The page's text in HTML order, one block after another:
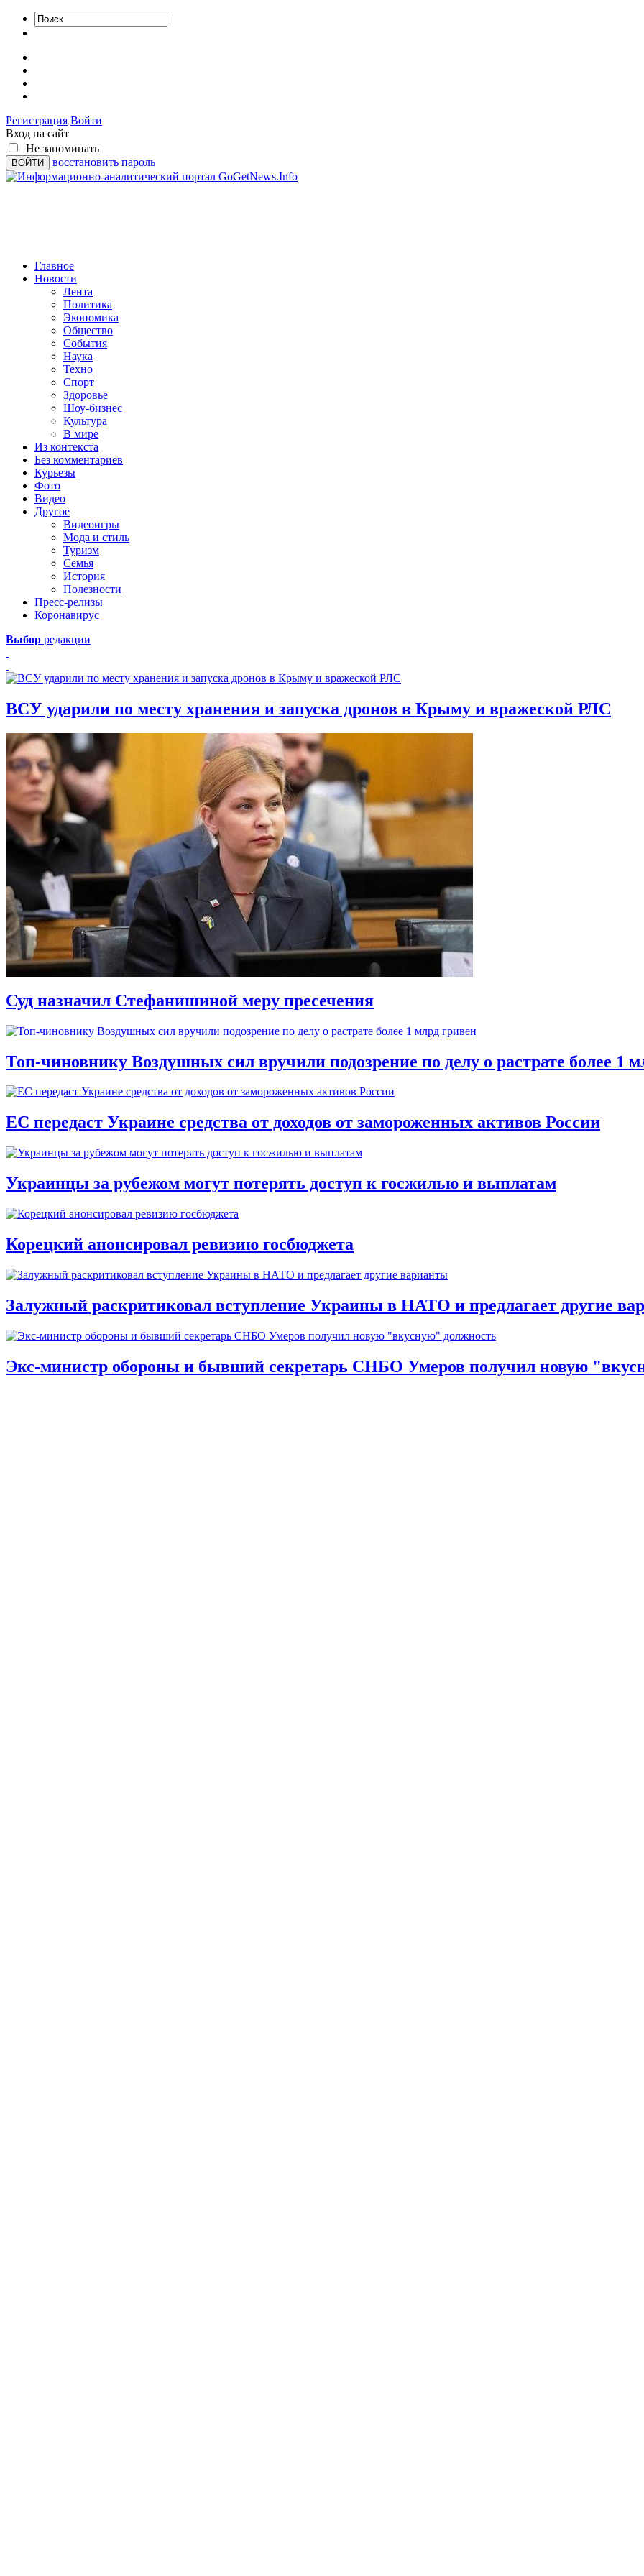
Регистрация Войти
Вход на сайт
Не запоминать
восстановить пароль
Главное
Новости
Лента
Политика
Экономика
Общество
События
Наука
Техно
Спорт
Здоровье
Шоу-бизнес
Культура
В мире
Из контекста
Без комментариев
Курьезы
Фото
Видео
Другое
Видеоигры
Мода и стиль
Туризм
Семья
История
Полезности
Пресс-релизы
Коронавирус
Выбор редакции
ВСУ ударили по месту хранения и запуска дронов в Крыму и вражеской РЛС
Суд назначил Стефанишиной меру пресечения
Топ-чиновнику Воздушных сил вручили подозрение по делу о растрате более 1
ЕС передаст Украине средства от доходов от замороженных активов России
Украинцы за рубежом могут потерять доступ к госжилью и выплатам
Корецкий анонсировал ревизию госбюджета
Залужный раскритиковал вступление Украины в НАТО и предлагает другие
Экс-министр обороны и бывший секретарь СНБО Умеров получил новую